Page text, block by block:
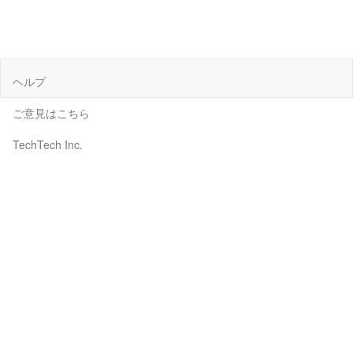
ヘルプ
ご意見はこちら
TechTech Inc.